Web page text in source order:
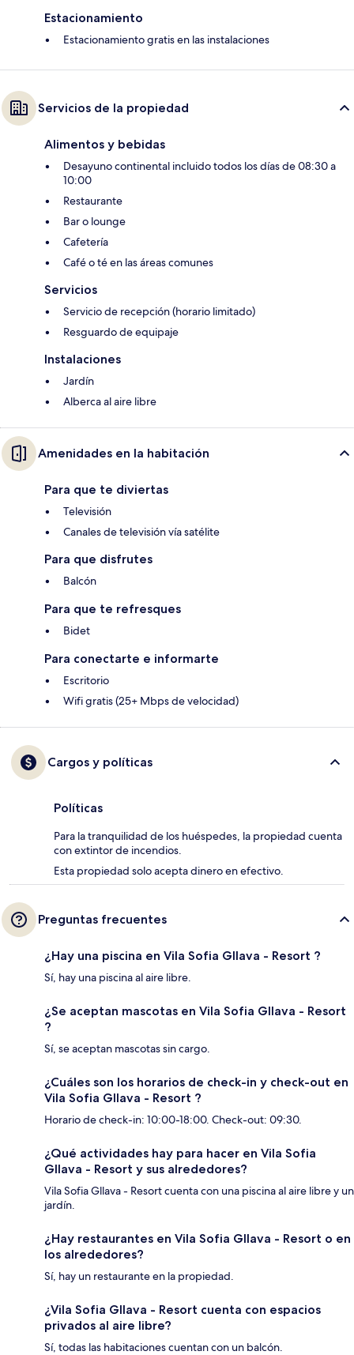
Estacionamiento
Estacionamiento gratis en las instalaciones
Servicios de la propiedad
Alimentos y bebidas
Desayuno continental incluido todos los días de 08:30 a
10:00
Restaurante
Bar o lounge
Cafetería
Café o té en las áreas comunes
Servicios
Servicio de recepción (horario limitado)
Resguardo de equipaje
Instalaciones
Jardín
Alberca al aire libre
Amenidades en la habitación
Para que te diviertas
Televisión
Canales de televisión vía satélite
Para que disfrutes
Balcón
Para que te refresques
Bidet
Para conectarte e informarte
Escritorio
Wifi gratis (25+ Mbps de velocidad)
Cargos y políticas
Políticas
Para la tranquilidad de los huéspedes, la propiedad cuenta
con extintor de incendios.
Esta propiedad solo acepta dinero en efectivo.
Preguntas frecuentes
¿Hay una piscina en Vila Sofia Gllava - Resort ?
Sí, hay una piscina al aire libre.
¿Se aceptan mascotas en Vila Sofia Gllava - Resort
?
Sí, se aceptan mascotas sin cargo.
¿Cuáles son los horarios de check-in y check-out en
Vila Sofia Gllava - Resort ?
Horario de check-in: 10:00-18:00. Check-out: 09:30.
¿Qué actividades hay para hacer en Vila Sofia
Gllava - Resort y sus alrededores?
Vila Sofia Gllava - Resort cuenta con una piscina al aire libre y un
jardín.
¿Hay restaurantes en Vila Sofia Gllava - Resort o en
los alrededores?
Sí, hay un restaurante en la propiedad.
¿Vila Sofia Gllava - Resort cuenta con espacios
privados al aire libre?
Sí, todas las habitaciones cuentan con un balcón.